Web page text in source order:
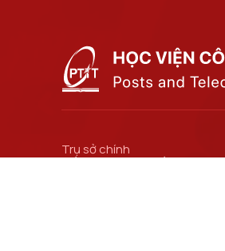
Trụ sở chính
Số 122 Hoàng Quốc Việt,